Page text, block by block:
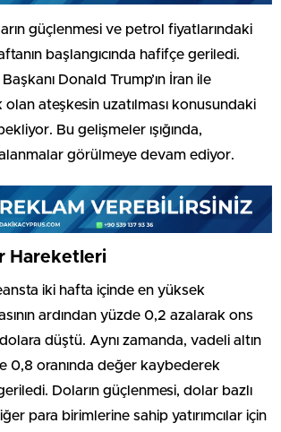
güçlenmesi ve petrol fiyatlarındaki
başlangıcında hafifçe geriledi.
Başkanı Donald Trump’ın İran ile
ateşkesin uzatılması konusundaki
Bu gelişmeler ışığında,
görülmeye devam ediyor.
Hareketleri
iki hafta içinde en yüksek
ardından yüzde 0,2 azalarak ons
düştü. Aynı zamanda, vadeli altın
0,8 oranında değer kaybederek
Doların güçlenmesi, dolar bazlı
para birimlerine sahip yatırımcılar için